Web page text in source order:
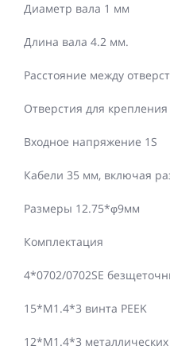
Диаметр вала 1 мм
Длина вала 4.2 мм.
Расстояние между
Отверстия для
Входное напряжение 1S
Кабели 35 мм, включая
Размеры 12.75*φ9мм
Комплектация
4*0702/0702SE
15*M1.4*3 винта PEEK
12*M1.4*3